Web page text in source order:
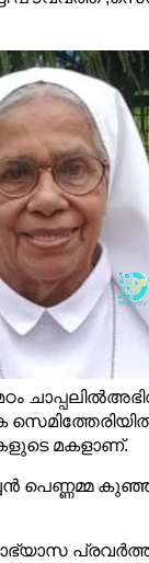
മകളാണ്.
പെണ്ണമ്മ
മലയാളി